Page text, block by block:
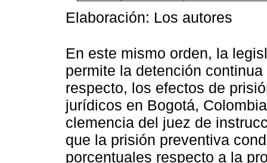
Elaboración: Los autores
En este mismo orden, la
permite la detención
respecto, los efectos de
jurídicos en Bogotá,
clemencia del juez de
que la prisión preventiva
porcentuales respecto a la